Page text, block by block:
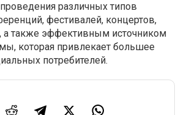
различных типов
фестивалей, концертов,
а также эффективным источником
которая привлекает большее
потребителей.